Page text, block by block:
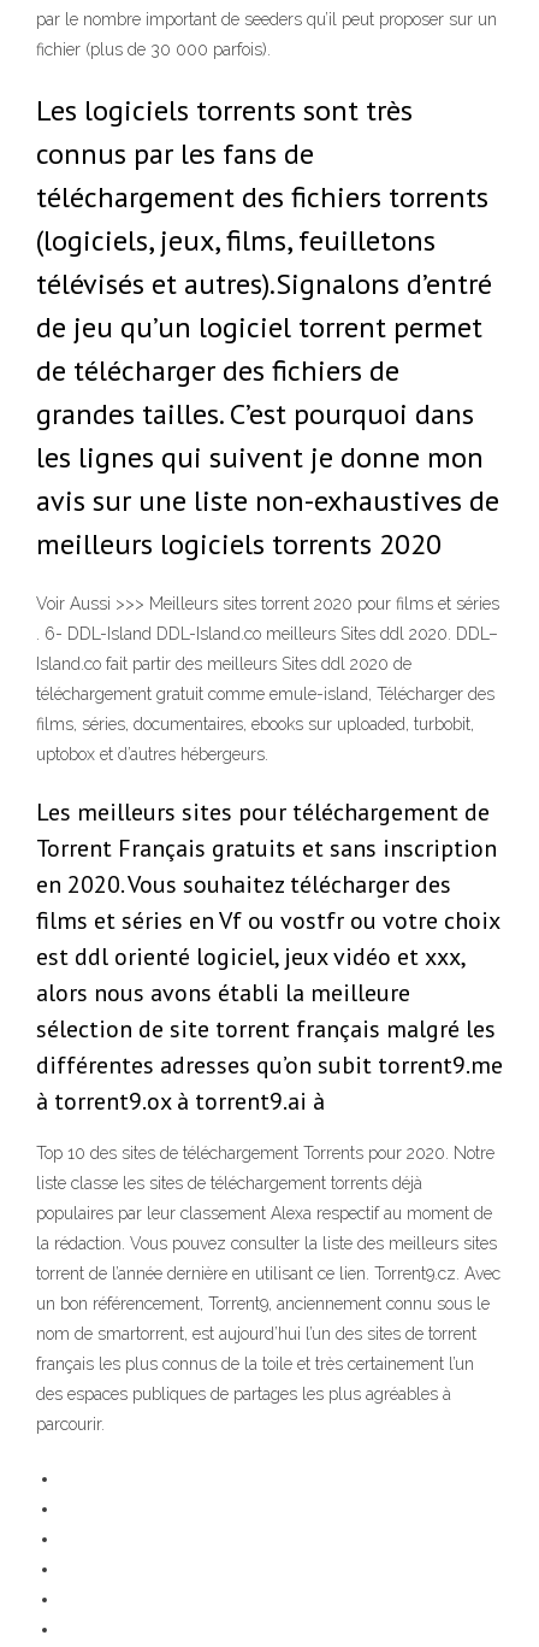
par le nombre important de seeders qu’il peut proposer sur un
fichier (plus de 30 000 parfois).
Les logiciels torrents sont très
connus par les fans de
téléchargement des fichiers torrents
(logiciels, jeux, films, feuilletons
télévisés et autres).Signalons d’entré
de jeu qu’un logiciel torrent permet
de télécharger des fichiers de
grandes tailles. C’est pourquoi dans
les lignes qui suivent je donne mon
avis sur une liste non-exhaustives de
meilleurs logiciels torrents 2020
Voir Aussi >>> Meilleurs sites torrent 2020 pour films et séries
. 6- DDL-Island DDL-Island.co meilleurs Sites ddl 2020. DDL–
Island.co fait partir des meilleurs Sites ddl 2020 de
téléchargement gratuit comme emule-island, Télécharger des
films, séries, documentaires, ebooks sur uploaded, turbobit,
uptobox et d’autres hébergeurs.
Les meilleurs sites pour téléchargement de
Torrent Français gratuits et sans inscription
en 2020. Vous souhaitez télécharger des
films et séries en Vf ou vostfr ou votre choix
est ddl orienté logiciel, jeux vidéo et xxx,
alors nous avons établi la meilleure
sélection de site torrent français malgré les
différentes adresses qu’on subit torrent9.me
à torrent9.ox à torrent9.ai à
Top 10 des sites de téléchargement Torrents pour 2020. Notre
liste classe les sites de téléchargement torrents déjà
populaires par leur classement Alexa respectif au moment de
la rédaction. Vous pouvez consulter la liste des meilleurs sites
torrent de l’année dernière en utilisant ce lien. Torrent9.cz. Avec
un bon référencement, Torrent9, anciennement connu sous le
nom de smartorrent, est aujourd’hui l’un des sites de torrent
français les plus connus de la toile et très certainement l’un
des espaces publiques de partages les plus agréables à
parcourir.